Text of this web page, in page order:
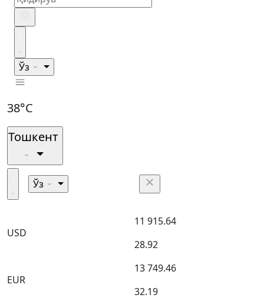
Ўз
38°C
Тошкент
Ўз
USD
11 915.64
28.92
EUR
13 749.46
32.19